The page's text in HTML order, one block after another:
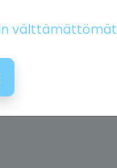
välttämättömät